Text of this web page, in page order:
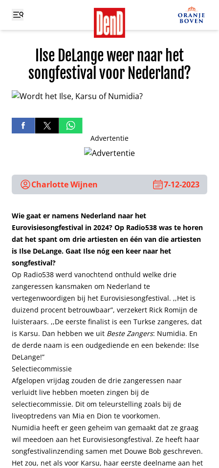
Ilse DeLange weer naar het
songfestival voor Nederland?
Advertentie
Charlotte Wijnen 7-12-2023
Wie gaat er namens Nederland naar het
Eurovisiesongfestival in 2024? Op Radio538 was te horen
dat het spant om drie artiesten en één van die artiesten
is Ilse DeLange. Gaat Ilse nóg een keer naar het
songfestival?
Op Radio538 werd vanochtend onthuld welke drie
zangeressen kansmaken om Nederland te
vertegenwoordigen bij het Eurovisiesongfestival. ,,Het is
duizend procent betrouwbaar”, verzekert Rick Romijn de
luisteraars. ,,De eerste finalist is een Turkse zangeres, dat
is Karsu. Dan hebben we uit Beste Zangers: Numidia. En
de derde naam is een oudgediende en een bekende: Ilse
DeLange!”
Selectiecommissie
Afgelopen vrijdag zouden de drie zangeressen naar
verluidt live hebben moeten zingen bij de
selectiecommissie. Dit om teleurstelling zoals bij de
liveoptredens van Mia en Dion te voorkomen.
Numidia heeft er geen geheim van gemaakt dat ze graag
wil meedoen aan het Eurovisiesongfestival. Ze heeft haar
songfestivalinzending samen met Douwe Bob geschreven.
Het zou, net als voor Karsu, haar eerste deelname aan het